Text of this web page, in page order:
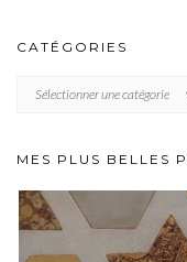
CATÉGORIES
MES PLUS BELLES